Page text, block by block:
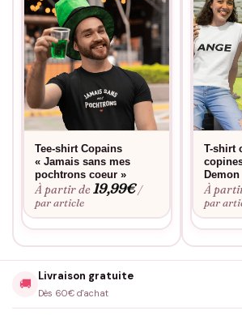
Tee-shirt Copains
« Jamais sans mes
pochtrons coeur »
À partir de19,99€ /
par article
T-shirt
Demon
À
par
🚚
Livraison gratuite
Dès 60€ d'achat